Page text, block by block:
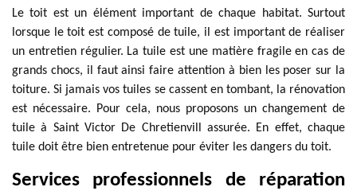
Le toit est un élément important de chaque habitat. Surtout
lorsque le toit est composé de tuile, il est important de réaliser
un entretien régulier. La tuile est une matière fragile en cas de
grands chocs, il faut ainsi faire attention à bien les poser sur la
toiture. Si jamais vos tuiles se cassent en tombant, la rénovation
est nécessaire. Pour cela, nous proposons un changement de
tuile à Saint Victor De Chretienvill assurée. En effet, chaque
tuile doit être bien entretenue pour éviter les dangers du toit.
Services professionnels de réparation